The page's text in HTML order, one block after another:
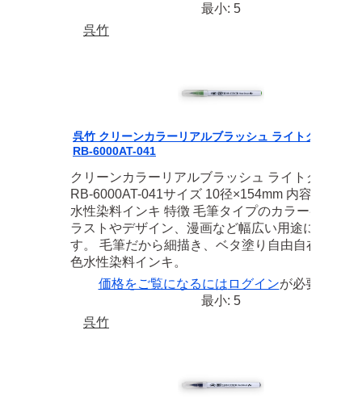
最小: 5
呉竹
呉竹 クリーンカラーリアルブラッシュ ライトグリーン
RB-6000AT-041
クリーンカラーリアルブラッシュ ライトグリーン
RB-6000AT-041サイズ 10径×154mm 内容 筆タイ
水性染料インキ 特徴 毛筆タイプのカラーペン。
ラストやデザイン、漫画など幅広い用途に使えま
す。 毛筆だから細描き、ベタ塗り自由自在！ 全48
色水性染料インキ。
価格をご覧になるには ログインが必要です
最小: 5
呉竹